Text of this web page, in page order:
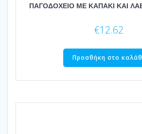
ΠΑΓΟΔΟΧΕΙΟ ΜΕ ΚΑΠΑΚΙ ΚΑΙ
€12.62
Προσθήκη στο